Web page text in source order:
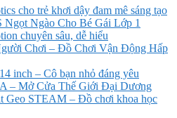
cho trẻ khơi dậy đam mê sáng tạo
Ngào Cho Bé Gái Lớp 1
chuyên sâu, dễ hiểu
Chơi – Đồ Chơi Vận Động Hấp
inch – Cô bạn nhỏ đáng yêu
– Mở Cửa Thế Giới Đại Dương
Geo STEAM – Đồ chơi khoa học